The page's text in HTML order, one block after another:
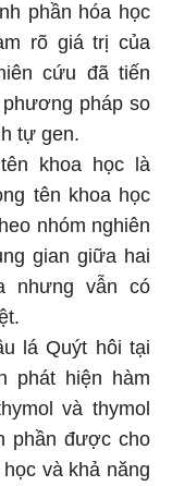
phần hóa học
rõ giá trị của
cứu đã tiến
pháp so
tự gen.
khoa học là
tên khoa học
nhóm nghiên
gian giữa hai
nhưng vẫn có
lá Quýt hôi tại
phát hiện hàm
và thymol
phần được cho
và khả năng